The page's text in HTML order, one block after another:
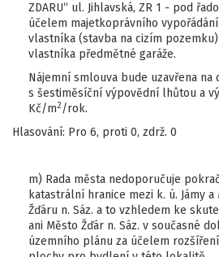
ZDARU“ ul. Jihlavská, ZR 1 - pod
účelem majetkoprávního
vlastníka (stavba na cizím
vlastníka předmětné garáže.
Nájemní smlouva bude uzavřena na
s šestiměsíční výpovědní lhůtou a
Kč/m2 /rok.
Hlasování: Pro 6, proti 0, zdrž. 0
m) Rada města nedoporučuje
katastrální hranice mezi k. ú. Jámy
Žďáru n. Sáz. a to vzhledem ke
ani Město Žďár n. Sáz. v současné
územního plánu za účelem